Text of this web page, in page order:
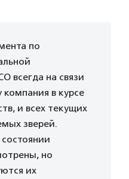
по
всегда на связи
в курсе
и всех текущих
зверей.
но
их